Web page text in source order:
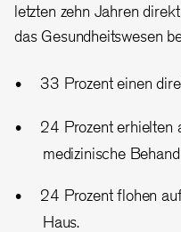
letzten zehn Jahren
das Gesundheitswesen
33 Prozent einen
24 Prozent erhielten
medizinische
24 Prozent flohen
Haus.